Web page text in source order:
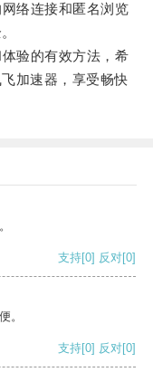
络连接和匿名浏览
验的有效方法，希
加速器，享受畅快
支持[0] 反对[0]
。
支持[0] 反对[0]